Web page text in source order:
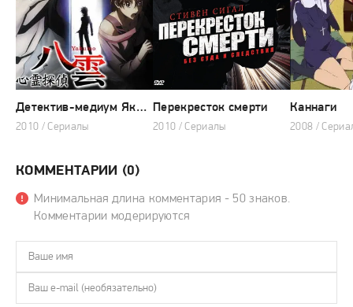
Детектив-медиум Якумо
2010 / Сериалы
Перекресток смерти
2010 / Сериалы
Каннаги
2008 /
КОММЕНТАРИИ (0)
Минимальная длина комментария - 50 знаков.
Комментарии модерируются